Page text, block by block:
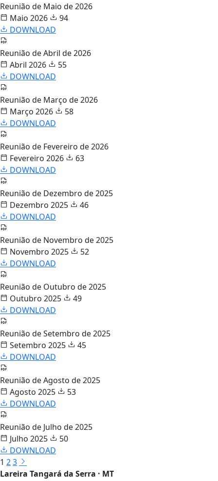
Reunião de Maio de 2026
Maio 2026
94
DOWNLOAD
Reunião de Abril de 2026
Abril 2026
55
DOWNLOAD
Reunião de Março de 2026
Março 2026
58
DOWNLOAD
Reunião de Fevereiro de 2026
Fevereiro 2026
63
DOWNLOAD
Reunião de Dezembro de 2025
Dezembro 2025
46
DOWNLOAD
Reunião de Novembro de 2025
Novembro 2025
52
DOWNLOAD
Reunião de Outubro de 2025
Outubro 2025
49
DOWNLOAD
Reunião de Setembro de 2025
Setembro 2025
45
DOWNLOAD
Reunião de Agosto de 2025
Agosto 2025
53
DOWNLOAD
Reunião de Julho de 2025
Julho 2025
50
DOWNLOAD
1 23
Lareira Tangará da Serra · MT